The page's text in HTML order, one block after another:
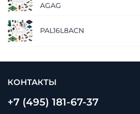
AGAG
PAL16L8ACN
КОНТАКТЫ
+7 (495) 181-67-37